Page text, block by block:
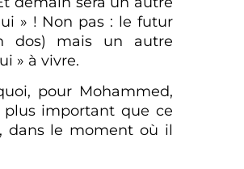
» ! Non pas : le futur
dos) mais un autre
» à vivre.
pour Mohammed,
plus important que ce
dans le moment où il